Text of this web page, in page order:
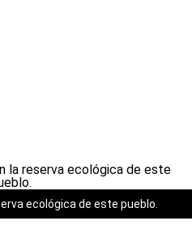
ecológica de este pueblo.